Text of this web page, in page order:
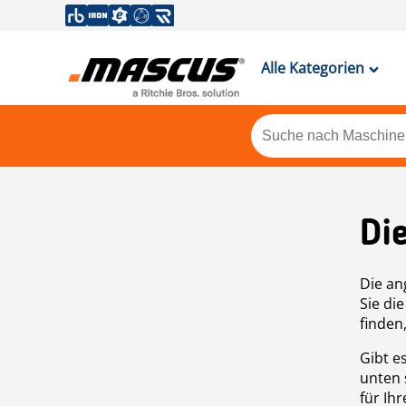
Alle Kategorien
Die
Sie
Gibt
unten
für